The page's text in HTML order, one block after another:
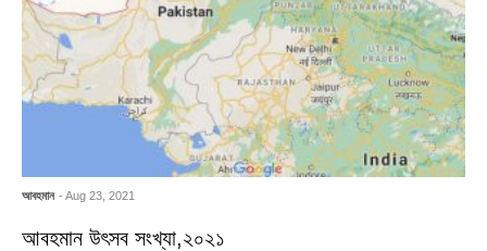
আবহমান - Aug 23, 2021
আবহমান উৎসব সংখ্যা,২০২১